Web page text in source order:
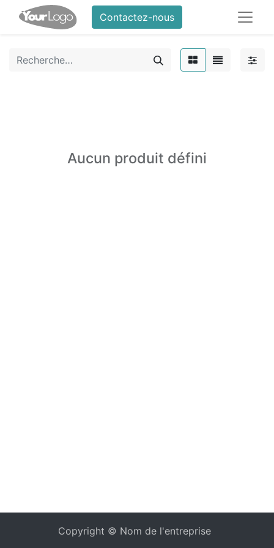
Contactez-nous
Aucun produit défini
Copyright © Nom de l'entreprise